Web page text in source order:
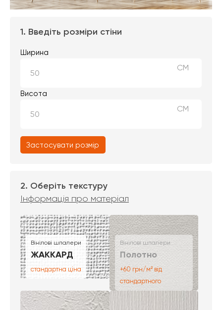
1. Введіть розміри стіни
Ширина
СМ
Висота
СМ
Застосувати розмір
2. Оберіть текстуру
Інформація про матеріал
Вінілові шпалери
ЖАККАРД
стандартна ціна
Вінілові шпалери
Полотно
+60 грн/м² від
стандартного